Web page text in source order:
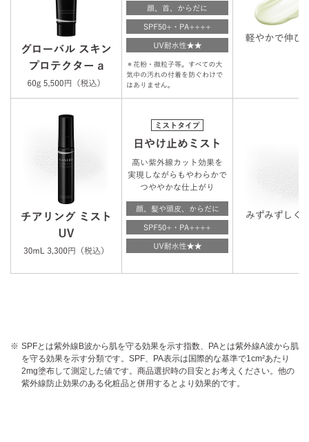
SPFとは紫外線B波から肌を守る効果を示す指数、PAとは紫外線A波から肌
を守る効果を示す分類です。SPF、PA表示は国際的な基準で1cm²あたり
2mg塗布して測定した値です。商品選択時の目安とお考えください。他の
紫外線防止効果のある化粧品と併用するとより効果的です。